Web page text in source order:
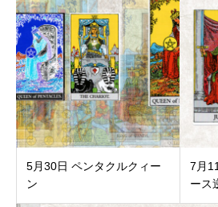
5月30日 ペンタクルクィー
ン
7月
ース